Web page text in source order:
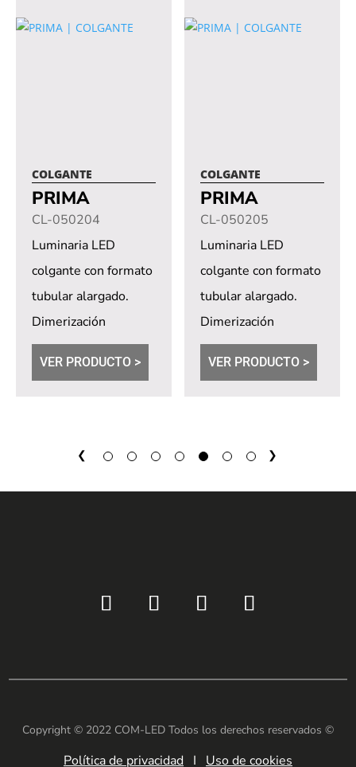
COLGANTE
PRIMA
CL-050204
Luminaria LED
colgante con formato
tubular alargado.
Dimerización
opcional a través de
DALI, TRIAC,
VER PRODUCTO >
COLGANTE
PRIMA
CL-050205
Luminaria LED
colgante con formato
tubular alargado.
Dimerización
opcional a través de
DALI, TRIAC,
VER PRODUCTO >
← 1 2 3 4 5 6 7 →
Copyright © 2022 COM-LED Todos los derechos reservados ©
Política de privacidad I Uso de cookies